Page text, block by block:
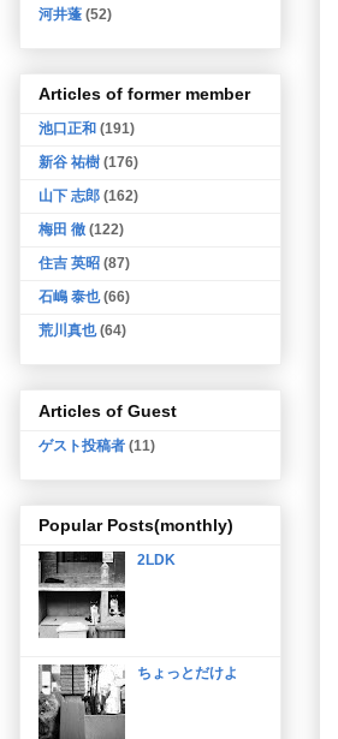
河井蓬 (52)
Articles of former member
池口正和 (191)
新谷 祐樹 (176)
山下 志郎 (162)
梅田 徹 (122)
住吉 英昭 (87)
石嶋 泰也 (66)
荒川真也 (64)
Articles of Guest
ゲスト投稿者 (11)
Popular Posts(monthly)
2LDK
ちょっとだけよ